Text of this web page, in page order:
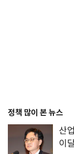
정책 많이 본 뉴스
산
이